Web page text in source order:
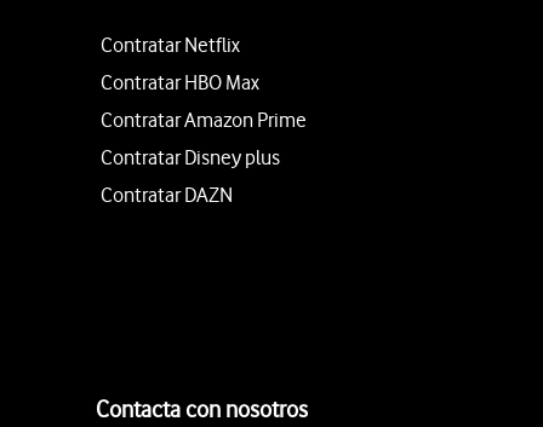
Contratar Netflix
Contratar HBO Max
Contratar Amazon Prime
Contratar Disney plus
Contratar DAZN
Contacta con nosotros